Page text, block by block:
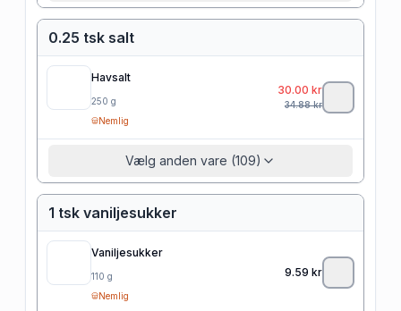
0.25 tsk salt
Havsalt
250 g
Nemlig
30.00 kr
34.88kr
Vælg anden vare (109)
1 tsk vaniljesukker
Vaniljesukker
110 g
Nemlig
9.59 kr